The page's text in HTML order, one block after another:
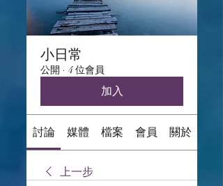
小日常
公開 · 4 位會員
加入
討論 媒體 檔案 會員 關於
上一步